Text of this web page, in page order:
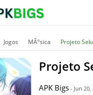
Jogos MÃºsica Projeto
Projeto
APK Bigs - Jun 20,